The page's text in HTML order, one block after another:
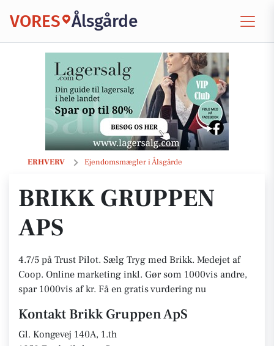
VORES Ålsgårde
ERHVERV Ejendomsmægler i Ålsgårde
Brikk Gruppen ApS
BRIKK GRUPPEN
APS
4.7/5 på Trust Pilot. Sælg Tryg med Brikk. Medejet af
Coop. Online marketing inkl. Gør som 1000vis andre,
spar 1000vis af kr. Få en gratis vurdering nu
Kontakt Brikk Gruppen ApS
Gl. Kongevej 140A, 1.th